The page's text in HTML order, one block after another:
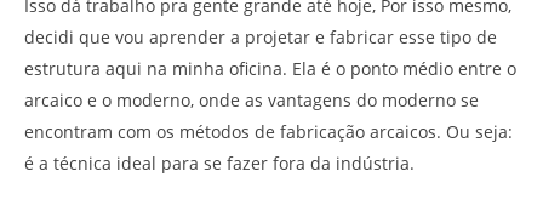
Isso dá trabalho pra gente grande até hoje, Por isso mesmo,
decidi que vou aprender a projetar e fabricar esse tipo de
estrutura aqui na minha oficina. Ela é o ponto médio entre o
arcaico e o moderno, onde as vantagens do moderno se
encontram com os métodos de fabricação arcaicos. Ou seja:
é a técnica ideal para se fazer fora da indústria.